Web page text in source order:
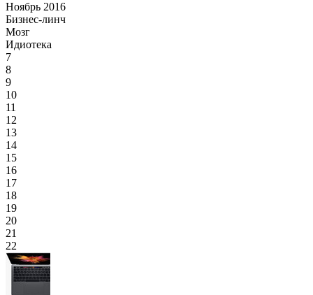
Ноябрь 2016
Бизнес-линч
Мозг
Идиотека
7
8
9
10
11
12
13
14
15
16
17
18
19
20
21
22